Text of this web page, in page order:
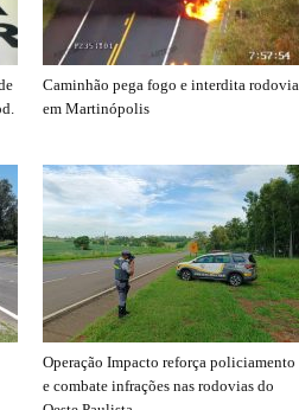
Caminhão pega fogo e interdita rodovia
em Martinópolis
Operação Impacto reforça policiamento
e combate infrações nas rodovias do